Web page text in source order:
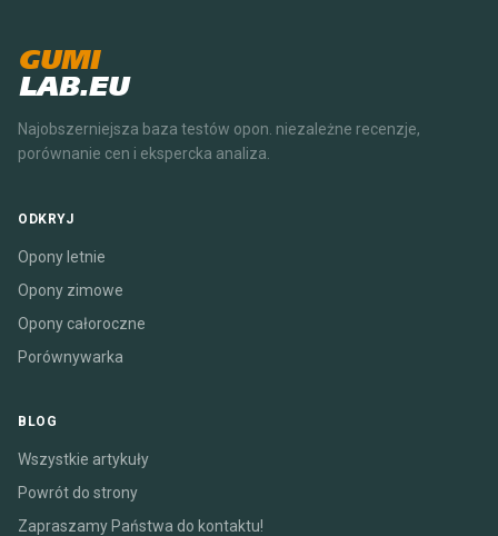
GUMI
LAB.EU
Najobszerniejsza baza testów opon. niezależne recenzje,
porównanie cen i ekspercka analiza.
ODKRYJ
Opony letnie
Opony zimowe
Opony całoroczne
Porównywarka
BLOG
Wszystkie artykuły
Powrót do strony
Zapraszamy Państwa do kontaktu!